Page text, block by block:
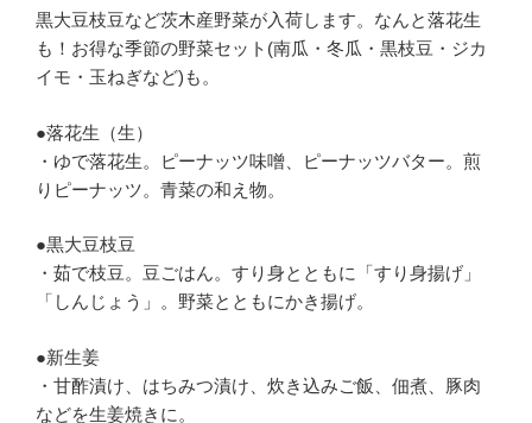
黒大豆枝豆など茨木産野菜が入荷します。なんと落花生
も！お得な季節の野菜セット(南瓜・冬瓜・黒枝豆・ジカ
イモ・玉ねぎなど)も。
●落花生（生）
・ゆで落花生。ピーナッツ味噌、ピーナッツバター。煎
りピーナッツ。青菜の和え物。
●黒大豆枝豆
・茹で枝豆。豆ごはん。すり身とともに「すり身揚げ」
「しんじょう」。野菜とともにかき揚げ。
●新生姜
・甘酢漬け、はちみつ漬け、炊き込みご飯、佃煮、豚肉
などを生姜焼きに。